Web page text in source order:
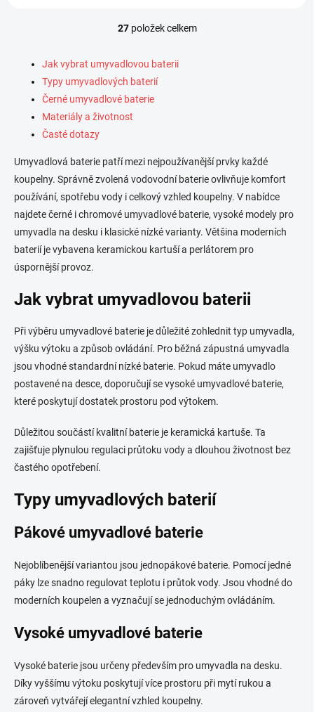
O
l
á
d
r
v
k
y
v
ý
p
i
27položek celkem
Jak vybrat umyvadlovou baterii
Typy umyvadlových baterií
Černé umyvadlové baterie
Materiály a životnost
Časté dotazy
Umyvadlová baterie patří mezi nejpoužívanější prvky každé
koupelny. Správně zvolená vodovodní baterie ovlivňuje komfort
používání, spotřebu vody i celkový vzhled koupelny. V nabídce
najdete černé i chromové umyvadlové baterie, vysoké modely pro
umyvadla na desku i klasické nízké varianty. Většina moderních
baterií je vybavena keramickou kartuší a perlátorem pro
úspornější provoz.
Jak vybrat umyvadlovou baterii
Při výběru umyvadlové baterie je důležité zohlednit typ umyvadla,
výšku výtoku a způsob ovládání. Pro běžná zápustná umyvadla
jsou vhodné standardní nízké baterie. Pokud máte umyvadlo
postavené na desce, doporučují se vysoké umyvadlové baterie,
které poskytují dostatek prostoru pod výtokem.
Důležitou součástí kvalitní baterie je keramická kartuše. Ta
zajišťuje plynulou regulaci průtoku vody a dlouhou životnost bez
častého opotřebení.
Typy umyvadlových baterií
Pákové umyvadlové baterie
Nejoblíbenější variantou jsou jednopákové baterie. Pomocí jedné
páky lze snadno regulovat teplotu i průtok vody. Jsou vhodné do
moderních koupelen a vyznačují se jednoduchým ovládáním.
Vysoké umyvadlové baterie
Vysoké baterie jsou určeny především pro umyvadla na desku.
Díky vyššímu výtoku poskytují více prostoru při mytí rukou a
zároveň vytvářejí elegantní vzhled koupelny.